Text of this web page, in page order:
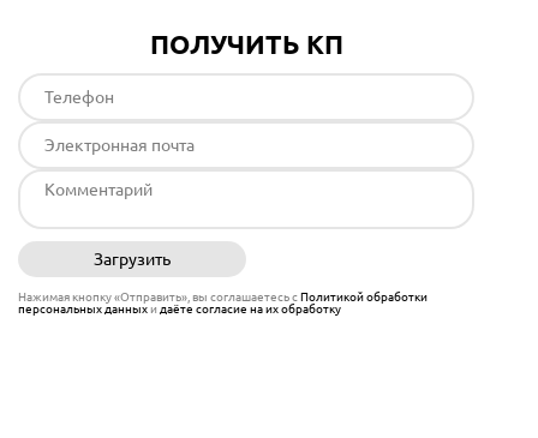
ПОЛУЧИТЬ КП
Загрузить
Нажимая кнопку «Отправить», вы соглашаетесь сПолитикой обработки
персональных данныхи даёте согласие на их обработку